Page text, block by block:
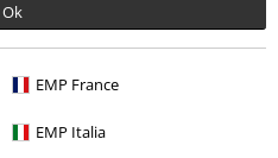
Ok
EMP France
EMP Italia